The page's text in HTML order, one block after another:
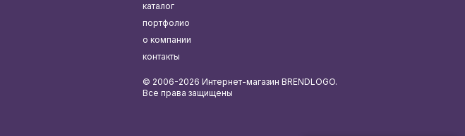
каталог
портфолио
о компании
контакты
© 2006-2026 Интернет-магазин BRENDLOGO.
Все права защищены